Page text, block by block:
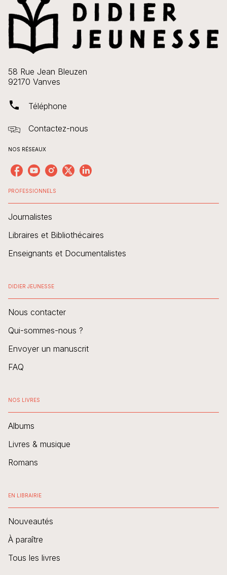
58 Rue Jean Bleuzen
92170 Vanves
phone Téléphone
Contactez-nous
NOS RÉSEAUX
PROFESSIONNELS
Journalistes
Libraires et Bibliothécaires
Enseignants et Documentalistes
DIDIER JEUNESSE
Nous contacter
Qui-sommes-nous ?
Envoyer un manuscrit
FAQ
NOS LIVRES
Albums
Livres & musique
Romans
EN LIBRAIRIE
Nouveautés
À paraître
Tous les livres